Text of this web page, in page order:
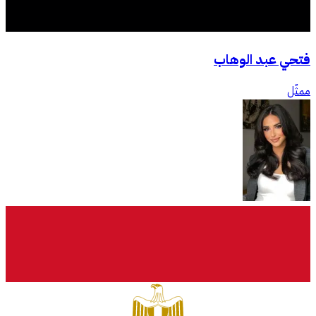
فتحي عبد الوهاب
ممثّل